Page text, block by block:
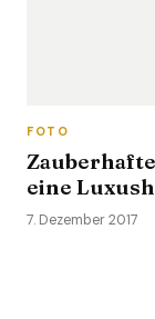
FOTO
eine
7. Dezember 2017